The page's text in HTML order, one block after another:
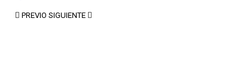
PREVIOSIGUIENTE